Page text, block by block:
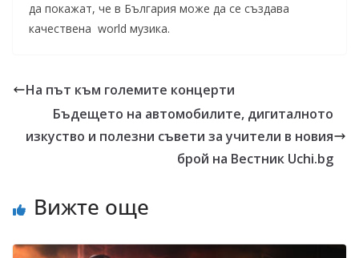
да покажат, че в България може да се създава
качествена world музика.
На път към големите концерти
Бъдещето на автомобилите, дигиталното
изкуство и полезни съвети за учители в новия
брой на Вестник Uchi.bg
Вижте още